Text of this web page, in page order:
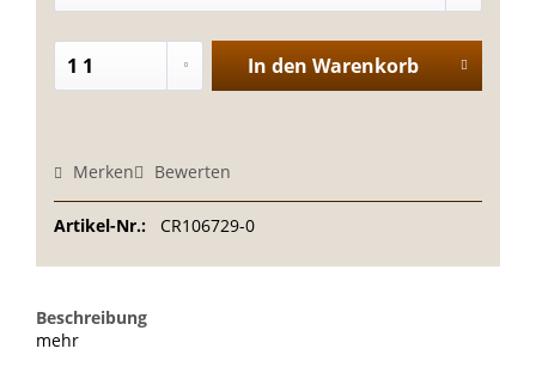
In den Warenkorb
Merken Bewerten
Artikel-Nr.: CR106729-0
Beschreibung
mehr